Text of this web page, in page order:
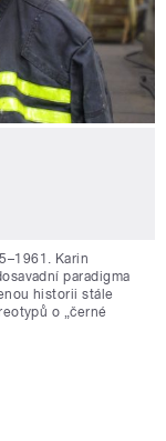
Karin
paradigma
historii stále
o „černé